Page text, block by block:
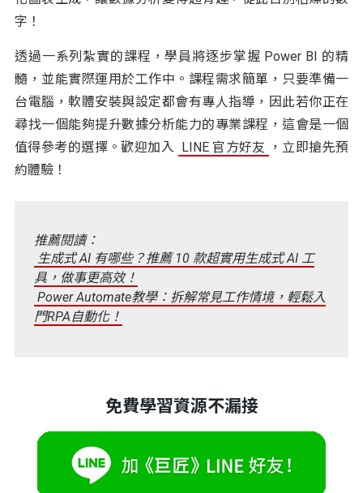
字！
透過一系列紮實的課程，學員將逐步掌握 Power BI 的精
髓，並能實際運用於工作中。課程需求簡單，只要準備一
台電腦，軟體安裝與設定都會有專人指導，因此若你正在
尋找一個能夠提升數據分析能力的專業課程，這會是一個
值得參考的選擇。歡迎加入
LINE 官方好友
，立即搶先預
約體驗！
推薦閱讀：
生成式 AI 有哪些？推薦 10 款超實用生成式 AI 工
具，做事更高效！
Power Automate教學：拆解常見工作情境，輕鬆入
門RPA自動化！
免費學習資源不漏接